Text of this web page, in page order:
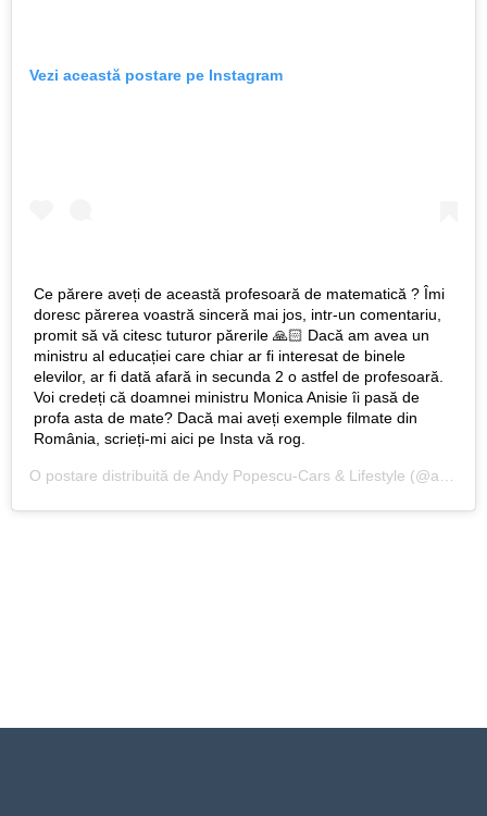
Vezi această postare pe Instagram
Ce părere aveți de această profesoară de matematică ? Îmi
doresc părerea voastră sinceră mai jos, intr-un comentariu,
promit să vă citesc tuturor părerile 🙏🏻 Dacă am avea un
ministru al educației care chiar ar fi interesat de binele
elevilor, ar fi dată afară in secunda 2 o astfel de profesoară.
Voi credeți că doamnei ministru Monica Anisie îi pasă de
profa asta de mate? Dacă mai aveți exemple filmate din
România, scrieți-mi aici pe Insta vă rog.
O postare distribuită de Andy Popescu-Cars & Lifestyle (@andypopescuvlogs) pe